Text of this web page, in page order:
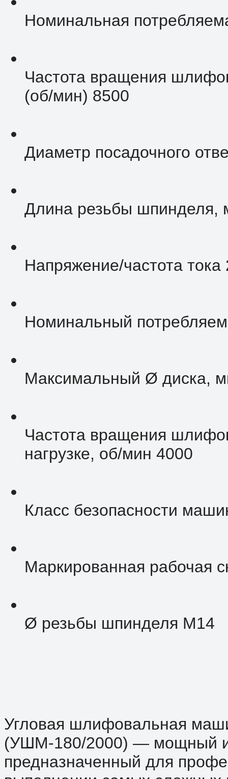
Номинальная
Частота вращения
(об/мин) 8500
Диаметр посадочного
Длина резьбы шпинделя,
Напряжение/частота
Номинальный
Максимальный Ø диска,
Частота вращения
нагрузке, об/мин 4000
Класс безопасности
Маркированная рабочая
Ø резьбы шпинделя M14
Угловая шлифовальная
(УШМ-180/2000) — мощный и
предназначенный для